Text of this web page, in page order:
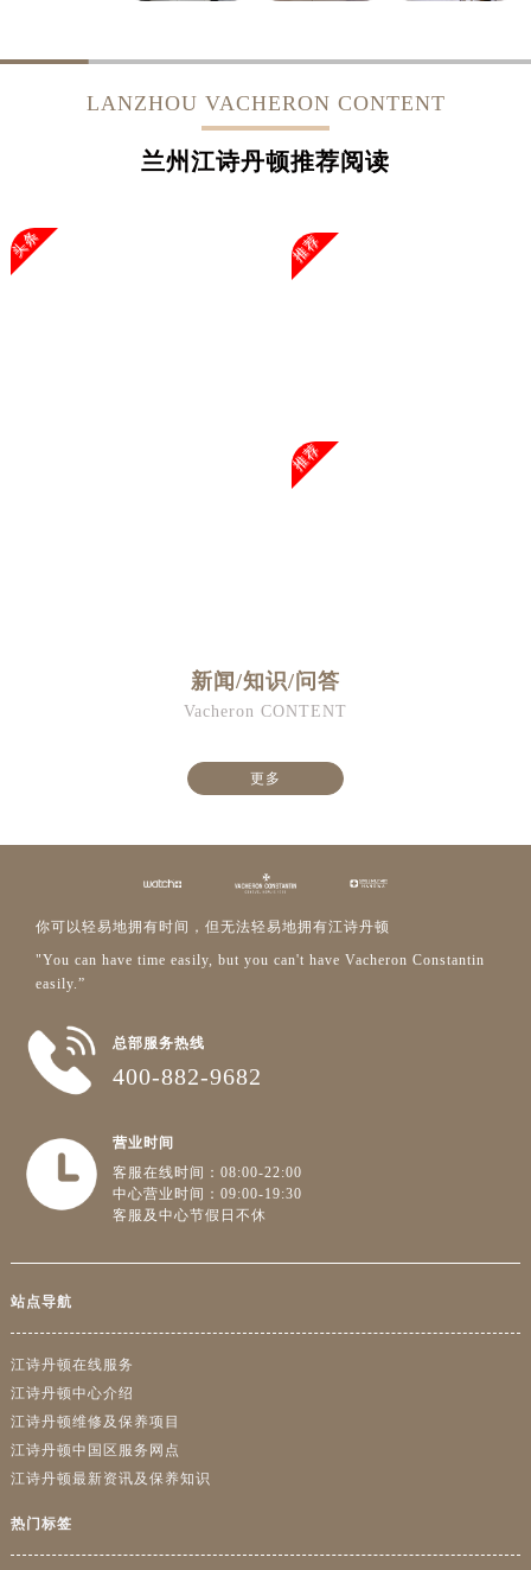
LANZHOU VACHERON CONTENT
兰州江诗丹顿推荐阅读
头条 推荐
推荐
新闻/知识/问答
Vacheron CONTENT
更多
你可以轻易地拥有时间，但无法轻易地拥有江诗丹顿
"You can have time easily, but you can't have Vacheron Constantin
easily.”
总部服务热线
400-882-9682
营业时间
客服在线时间：08:00-22:00
中心营业时间：09:00-19:30
客服及中心节假日不休
站点导航
江诗丹顿在线服务
江诗丹顿中心介绍
江诗丹顿维修及保养项目
江诗丹顿中国区服务网点
江诗丹顿最新资讯及保养知识
热门标签